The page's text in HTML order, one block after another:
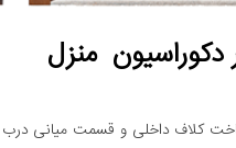
منزل
کلاف داخلی و قسمت میانی